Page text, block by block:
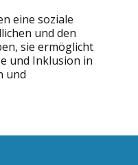
eine soziale
und den
sie ermöglicht
und Inklusion in
und